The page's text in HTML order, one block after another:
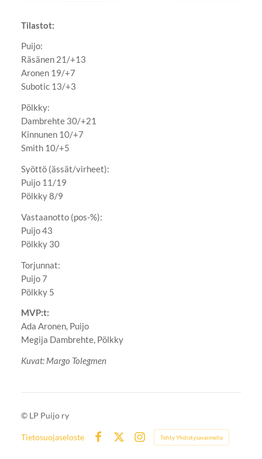
Tilastot:
Puijo:
Räsänen 21/+13
Aronen 19/+7
Subotic 13/+3
Pölkky:
Dambrehte 30/+21
Kinnunen 10/+7
Smith 10/+5
Syöttö (ässät/virheet):
Puijo 11/19
Pölkky 8/9
Vastaanotto (pos-%):
Puijo 43
Pölkky 30
Torjunnat:
Puijo 7
Pölkky 5
MVP:t:
Ada Aronen, Puijo
Megija Dambrehte, Pölkky
Kuvat: Margo Tolegmen
© LP Puijo ry
Tietosuojaseloste
Instagram
Tehty Yhdistysavaimella